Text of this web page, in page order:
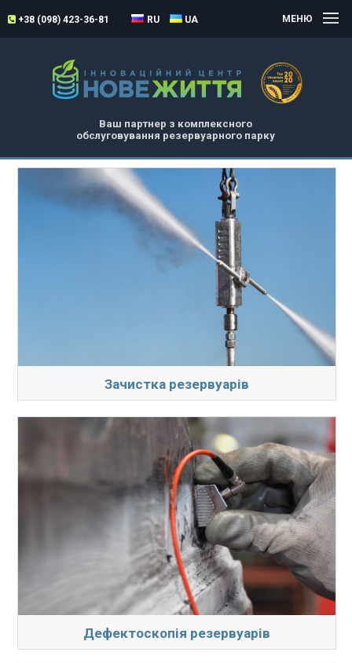
Ваш партнер з комплексного
обслуговування резервуарного парку
МЕНЮ
+38 (098) 423-36-81 RU UA
Зачистка резервуарів
Дефектоскопія резервуарів